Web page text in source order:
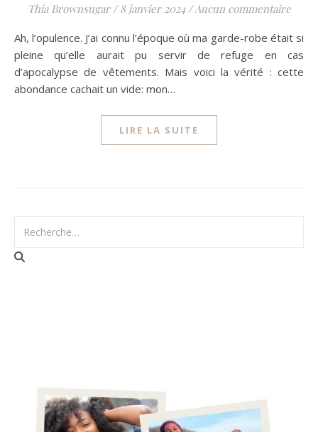
Thia Brownsugar / 8 janvier 2024 /Aucun commentaire
Ah, l’opulence. J’ai connu l’époque où ma garde-robe était si
pleine qu’elle aurait pu servir de refuge en cas
d’apocalypse de vêtements. Mais voici la vérité : cette
abondance cachait un vide: mon…
LIRE LA SUITE